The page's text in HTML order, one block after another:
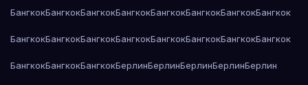
БангкокБангкокБангкокБангкокБангкокБангкокБангкокБангкок
БангкокБангкокБангкокБангкокБангкокБангкокБангкокБангкок
БангкокБангкокБангкокБерлинБерлинБерлинБерлинБерлин